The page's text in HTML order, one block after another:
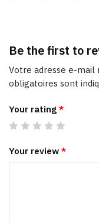
Be the first to
Votre adresse e-mail
obligatoires sont
Your rating *
Your review *